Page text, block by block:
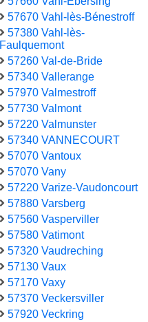
57670 Vahl-lès-Bénestroff
57380 Vahl-lès-
Faulquemont
57260 Val-de-Bride
57340 Vallerange
57970 Valmestroff
57730 Valmont
57220 Valmunster
57340 VANNECOURT
57070 Vantoux
57070 Vany
57220 Varize-Vaudoncourt
57880 Varsberg
57560 Vasperviller
57580 Vatimont
57320 Vaudreching
57130 Vaux
57170 Vaxy
57370 Veckersviller
57920 Veckring